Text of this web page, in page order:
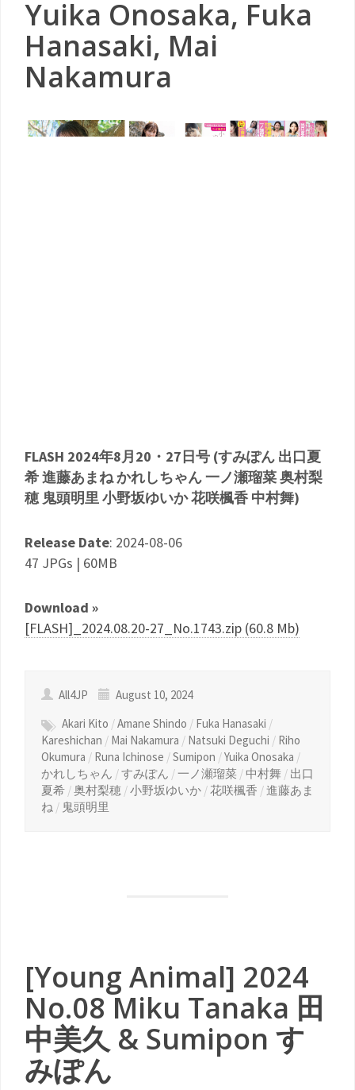
Yuika Onosaka, Fuka
Hanasaki, Mai
Nakamura
FLASH 2024年8月20・27日号 (すみぽん 出口夏
希 進藤あまね かれしちゃん 一ノ瀬瑠菜 奥村梨
穂 鬼頭明里 小野坂ゆいか 花咲楓香 中村舞)
Release Date: 2024-08-06
47 JPGs | 60MB
Download »
[FLASH]_2024.08.20-27_No.1743.zip (60.8 Mb)
All4JP
August 10, 2024
Akari Kito /Amane Shindo / Fuka Hanasaki /
Kareshichan / Mai Nakamura / Natsuki Deguchi / Riho
Okumura / Runa Ichinose /Sumipon /Yuika Onosaka /
かれしちゃん /すみぽん /一ノ瀬瑠菜 / 中村舞 / 出口
夏希 /奥村梨穂 /小野坂ゆいか /花咲楓香 /進藤あま
ね / 鬼頭明里
[Young Animal] 2024
No.08 Miku Tanaka 田
中美久 & Sumipon す
みぽん